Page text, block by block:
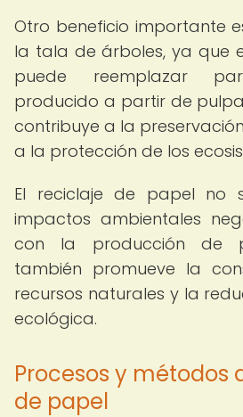
Otro beneficio importante
la tala de árboles, ya que
puede reemplazar
producido a partir de
contribuye a la
a la protección de los
El reciclaje de papel no
impactos ambientales
con la producción de
también promueve la
recursos naturales y la
ecológica.
Procesos y métodos
de papel